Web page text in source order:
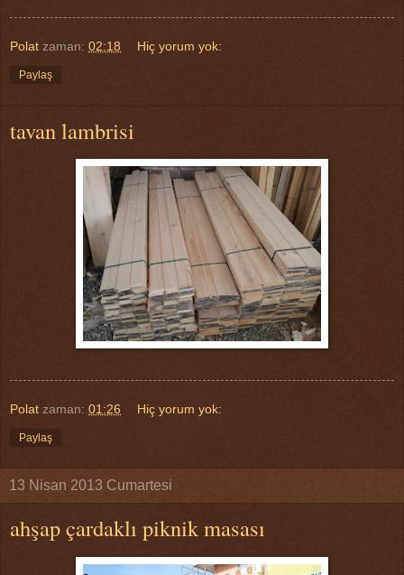
Polat zaman: 02:18 Hiç yorum yok:
Paylaş
tavan lambrisi
Polat zaman: 01:26 Hiç yorum yok:
Paylaş
13 Nisan 2013 Cumartesi
ahşap çardaklı piknik masası